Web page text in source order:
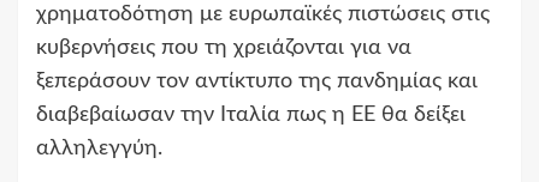
χρηματοδότηση με ευρωπαϊκές πιστώσεις στις
κυβερνήσεις που τη χρειάζονται για να
ξεπεράσουν τον αντίκτυπο της πανδημίας και
διαβεβαίωσαν την Ιταλία πως η ΕΕ θα δείξει
αλληλεγγύη.